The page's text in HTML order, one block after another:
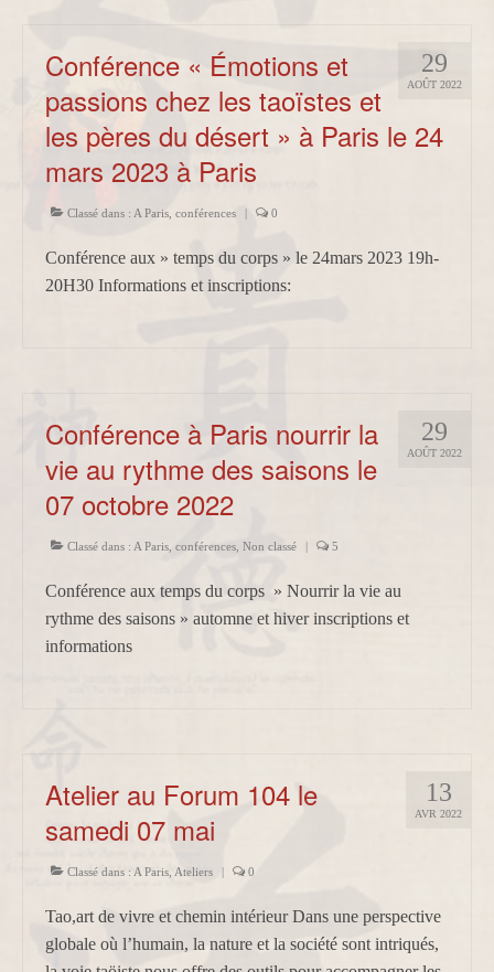
29
AOÛT 2022
Conférence « Émotions et
passions chez les taoïstes et
les pères du désert » à Paris le 24
mars 2023 à Paris
Classé dans : A Paris conférences | 0
Conférence aux » temps du corps » le 24mars 2023 19h-
20H30 Informations et inscriptions:
29
AOÛT 2022
Conférence à Paris nourrir la
vie au rythme des saisons le
07 octobre 2022
Classé dans : A Paris conférences Non classé | 5
Conférence aux temps du corps » Nourrir la vie au
rythme des saisons » automne et hiver inscriptions et
informations
13
AVR 2022
Atelier au Forum 104 le
samedi 07 mai
Classé dans : A Paris Ateliers | 0
Tao,art de vivre et chemin intérieur Dans une perspective
globale où l’humain, la nature et la société sont intriqués,